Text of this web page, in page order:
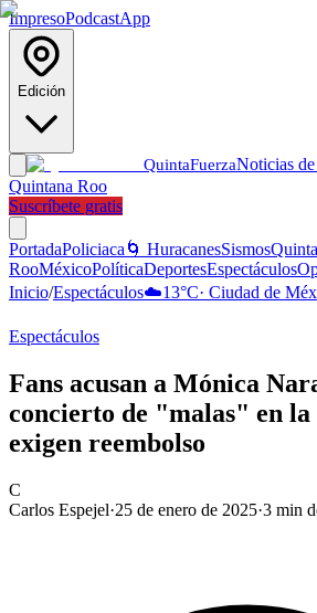
ImpresoPodcastApp
Edición
QuintaFuerzaNoticias
Quintana Roo
Suscríbete gratis
PortadaPoliciaca 🌀 HuracanesSismos
RooMéxicoPolíticaDeportesEspectáculos
Inicio/Espectáculos☁️13°C· Ciudad de
Espectáculos
Fans acusan a Mónica
concierto de "malas" en
exigen reembolso
C
Carlos Espejel·25 de enero de 2025·3 min